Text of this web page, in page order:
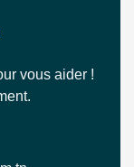
vous aider !